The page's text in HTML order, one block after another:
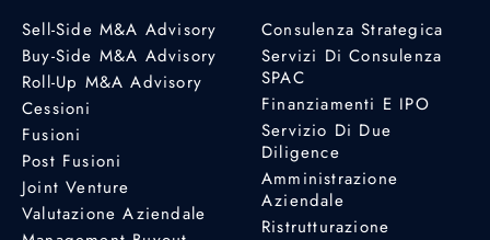
Sell-Side M&A Advisory
Buy-Side M&A Advisory
Roll-Up M&A Advisory
Cessioni
Fusioni
Post Fusioni
Joint Venture
Valutazione Aziendale
Consulenza Strategica
Servizi Di Consulenza
SPAC
Finanziamenti E IPO
Servizio Di Due
Diligence
Amministrazione
Aziendale
Ristrutturazione